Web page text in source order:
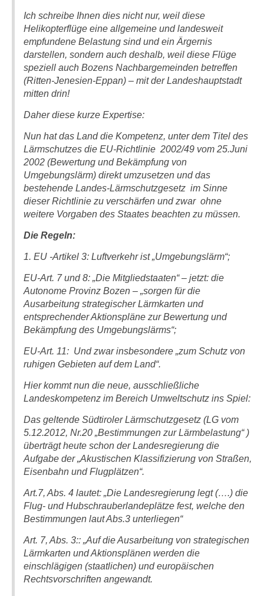
Ich schreibe Ihnen dies nicht nur, weil diese
Helikopterflüge eine allgemeine und landesweit
empfundene Belastung sind und ein Ärgernis
darstellen, sondern auch deshalb, weil diese Flüge
speziell auch Bozens Nachbargemeinden betreffen
(Ritten-Jenesien-Eppan) – mit der Landeshauptstadt
mitten drin!
Daher diese kurze Expertise:
Nun hat das Land die Kompetenz, unter dem Titel des
Lärmschutzes die EU-Richtlinie 2002/49 vom 25.Juni
2002 (Bewertung und Bekämpfung von
Umgebungslärm) direkt umzusetzen und das
bestehende Landes-Lärmschutzgesetz im Sinne
dieser Richtlinie zu verschärfen und zwar ohne
weitere Vorgaben des Staates beachten zu müssen.
Die Regeln:
1. EU -Artikel 3: Luftverkehr ist „Umgebungslärm“;
EU-Art. 7 und 8: „Die Mitgliedstaaten“ – jetzt: die
Autonome Provinz Bozen – „sorgen für die
Ausarbeitung strategischer Lärmkarten und
entsprechender Aktionspläne zur Bewertung und
Bekämpfung des Umgebungslärms“;
EU-Art. 11: Und zwar insbesondere „zum Schutz von
ruhigen Gebieten auf dem Land“.
Hier kommt nun die neue, ausschließliche
Landeskompetenz im Bereich Umweltschutz ins Spiel:
Das geltende Südtiroler Lärmschutzgesetz (LG vom
5.12.2012, Nr.20 „Bestimmungen zur Lärmbelastung“ )
überträgt heute schon der Landesregierung die
Aufgabe der „Akustischen Klassifizierung von Straßen,
Eisenbahn und Flugplätzen“.
Art.7, Abs. 4 lautet: „Die Landesregierung legt (….) die
Flug- und Hubschrauberlandeplätze fest, welche den
Bestimmungen laut Abs.3 unterliegen“
Art. 7, Abs. 3:: „Auf die Ausarbeitung von strategischen
Lärmkarten und Aktionsplänen werden die
einschlägigen (staatlichen) und europäischen
Rechtsvorschriften angewandt.